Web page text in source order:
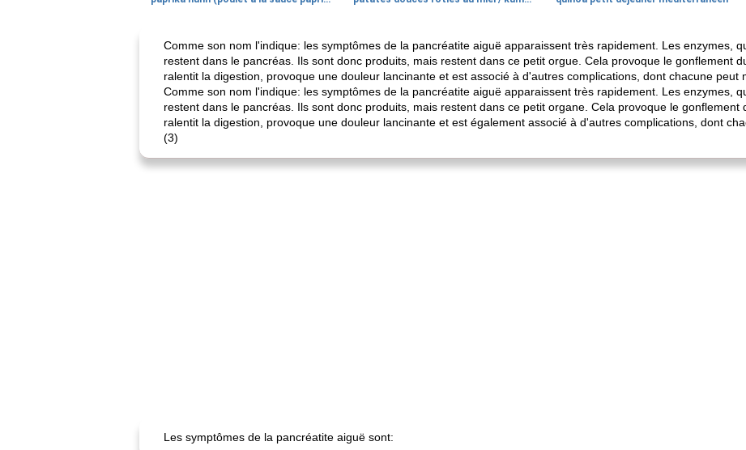
Comme son nom l'indique: les symptômes de la pancréatite aiguë apparaissent très rapidement. Les enzymes,
restent dans le pancréas. Ils sont donc produits, mais restent dans ce petit orgue. Cela provoque le gonflement
ralentit la digestion, provoque une douleur lancinante et est associé à d'autres complications, dont chacune peut
Comme son nom l'indique: les symptômes de la pancréatite aiguë apparaissent très rapidement. Les enzymes,
restent dans le pancréas. Ils sont donc produits, mais restent dans ce petit organe. Cela provoque le gonflement
ralentit la digestion, provoque une douleur lancinante et est également associé à d'autres complications, dont
(3)
Les symptômes de la pancréatite aiguë sont: